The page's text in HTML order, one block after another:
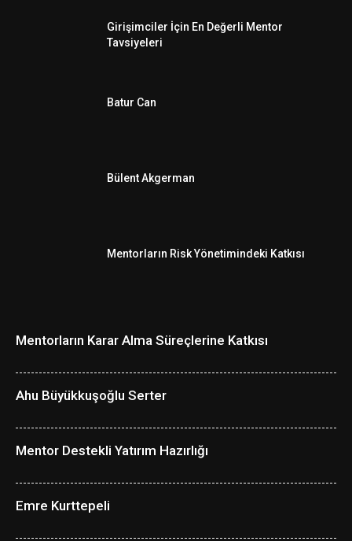
Girişimciler İçin En Değerli Mentor
Tavsiyeleri
Batur Can
Bülent Akgerman
Mentorların Risk Yönetimindeki Katkısı
Mentorların Karar Alma Süreçlerine Katkısı
Ahu Büyükkuşoğlu Serter
Mentor Destekli Yatırım Hazırlığı
Emre Kurttepeli